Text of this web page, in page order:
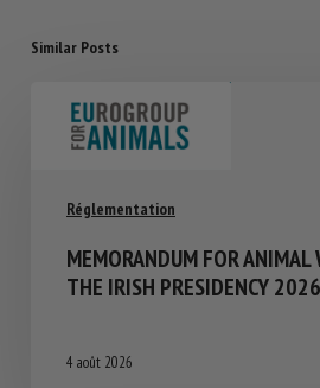
Similar Posts
Réglementation
MEMORANDUM FOR ANIMAL
THE IRISH PRESIDENCY 2026
4 août 2026